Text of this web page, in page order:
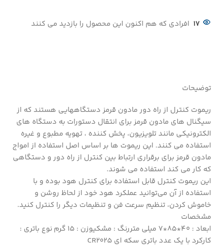
17 افرادی که هم اکنون این محصول را بازدید می کنند
توضیحات
ریموت کنترل از راه دور مادون قرمز دستگاههایی هستند که از
سیگنال های مادون قرمز برای انتقال دستورات به دستگاه های
الکترونیکی مانند تلویزیون، پخش کننده ، تهویه مطبوع و غیره
استفاده می کنند. این ریموت ها بر اساس اصل استفاده از امواج
مادون قرمز برای برقراری ارتباط بین کنترل از راه دور و دستگاهی
که کار می کند استفاده می شوند.
این ریموت کنترل قابل استفاده برای کنترل هود بوده و با
استفاده از آن می‌توانید عملکرد هود خود از لحاظ روشن و
خاموش کردن، تنظیم سرعت فن و تنظیمات دیگر را کنترل کنید.
مشخصات
ابعاد : 40*85*7 میلی متررنگ : مشکیوزن : 15 گرم نوع باتری :
کارکرد با یک عدد باتری سکه ای CR2025